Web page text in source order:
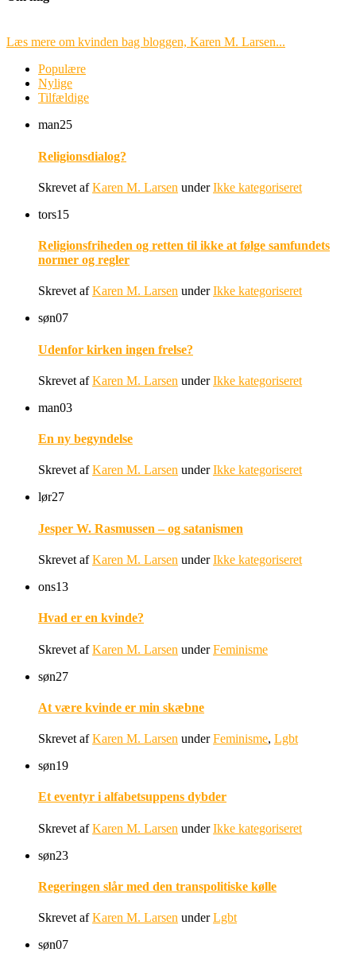
Læs mere om kvinden bag bloggen, Karen M. Larsen...
Populære
Nylige
Tilfældige
man25
Religionsdialog?
Skrevet afKaren M. Larsen underIkke kategoriseret
tors15
Religionsfriheden og retten til ikke at følge samfundets
normer og regler
Skrevet afKaren M. Larsen underIkke kategoriseret
søn07
Udenfor kirken ingen frelse?
Skrevet afKaren M. Larsen underIkke kategoriseret
man03
En ny begyndelse
Skrevet afKaren M. Larsen underIkke kategoriseret
lør27
Jesper W. Rasmussen – og satanismen
Skrevet afKaren M. Larsen underIkke kategoriseret
ons13
Hvad er en kvinde?
Skrevet afKaren M. Larsen underFeminisme
søn27
At være kvinde er min skæbne
Skrevet afKaren M. Larsen underFeminisme, Lgbt
søn19
Et eventyr i alfabetsuppens dybder
Skrevet afKaren M. Larsen underIkke kategoriseret
søn23
Regeringen slår med den transpolitiske kølle
Skrevet afKaren M. Larsen underLgbt
søn07